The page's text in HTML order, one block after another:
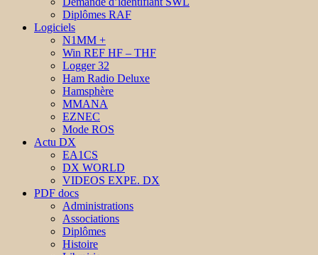
Diplômes RAF
Logiciels
N1MM +
Win REF HF – THF
Logger 32
Ham Radio Deluxe
Hamsphère
MMANA
EZNEC
Mode ROS
Actu DX
EA1CS
DX WORLD
VIDEOS EXPE. DX
PDF docs
Administrations
Associations
Diplômes
Histoire